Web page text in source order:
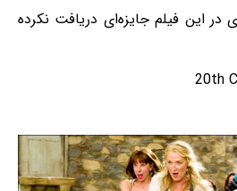
در این فیلم جایزه‌ای دریافت نکرده
20th